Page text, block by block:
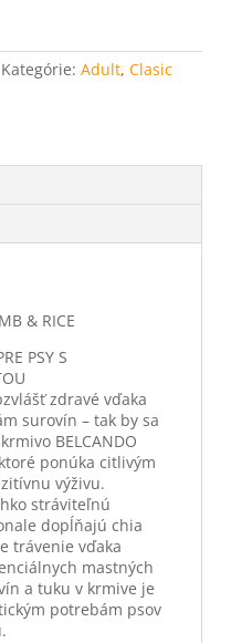
Kategórie: Adult, Clasic
& RICE
PSY S
zdravé vďaka
surovín – tak by sa
BELCANDO
ponúka citlivým
výživu.
stráviteľnú
dopĺňajú chia
trávenie vďaka
mastných
a tuku v krmive je
potrebám psov